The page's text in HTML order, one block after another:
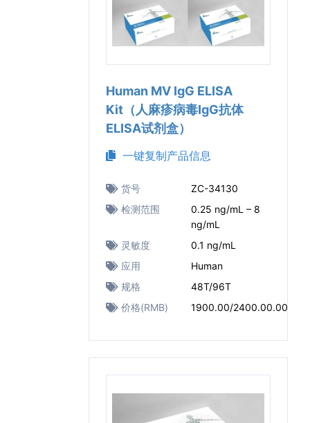
Human MV IgG ELISA
Kit（人麻疹病毒IgG抗体
ELISA试剂盒）
一键复制产品信息
货号
ZC-34130
检测范围
0.25 ng/mL – 8
ng/mL
灵敏度
0.1 ng/mL
应用
Human
规格
48T/96T
价格(RMB)
1900.00/2400.00.00